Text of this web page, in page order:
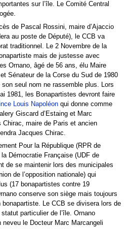
sur l’île. Le Comité Central
de Pascal Rossini, maire d’Ajaccio
au poste de Député), le CCB va
traditionnel. Le 2 Novembre de la
mais de justesse avec
Ornano, âgé de 56 ans, élu Maire
Sénateur de la Corse du Sud de 1980
seul nom ne rassemble plus. Lors
1981, les Bonapartistes devront faire
Louis Napoléonqui donne comme
Giscard d’Estaing et Marc
Chirac, maire de Paris et ancien
Jacques Chirac.
Pour la République (RPR de
Démocratie Française (UDF de
de se maintenir lors des municipales
de l’opposition nationale) qui
(17 bonapartistes contre 19
conserve son siège mais toujours
bonapartiste. Le CCB se divisera lors de
particulier de l’île. Ornano
le Docteur Marc Marcangeli